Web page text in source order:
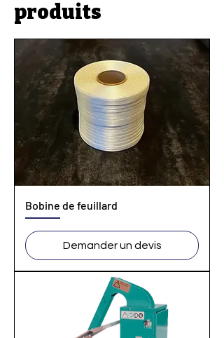
produits
Bobine de feuillard
Demander un devis